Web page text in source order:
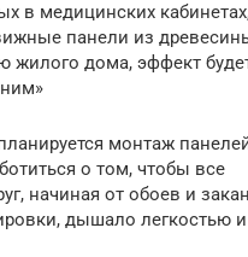
в медицинских
панели из
жилого дома, эффект
монтаж
о том, чтобы все
начиная от обоев и
дышало легкостью и